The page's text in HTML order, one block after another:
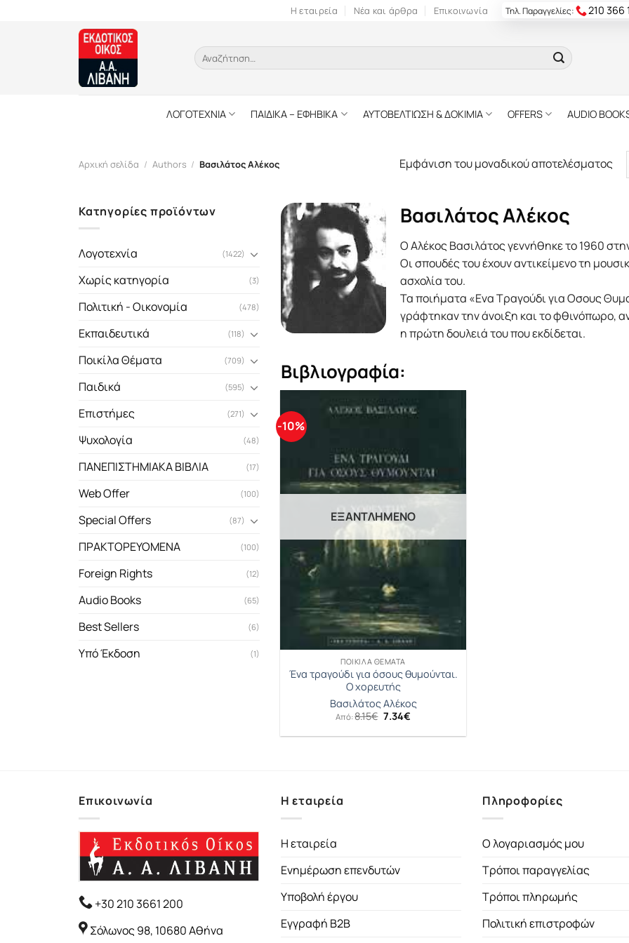
Η εταιρεία Νέα και άρθρα Επικοινωνία Τηλ. Παραγγελίες: 210 366
Αναζήτηση
για:
ΛΟΓΟΤΕΧΝΙΑ ΠΑΙΔΙΚΑ – ΕΦΗΒΙΚΑ ΑΥΤΟΒΕΛΤΙΩΣΗ & ΔΟΚΙΜΙΑ OFFERS AUDIO
Αρχική σελίδα / Authors / Βασιλάτος Αλέκος Εμφάνιση του μοναδικού αποτελέσματος
Κατηγορίες προϊόντων
Λογοτεχνία (1422)
Χωρίς κατηγορία (3)
Πολιτική - Οικονομία (478)
Εκπαιδευτικά (118)
Ποικίλα Θέματα (709)
Παιδικά (595)
Επιστήμες (271)
Ψυχολογία (48)
ΠΑΝΕΠΙΣΤΗΜΙΑΚΑ ΒΙΒΛΙΑ (17)
Web Offer (100)
Special Offers (87)
ΠΡΑΚΤΟΡΕΥΟΜΕΝΑ (100)
Foreign Rights (12)
Audio Books (65)
Best Sellers (6)
Υπό Έκδοση (1)
Βασιλάτος Αλέκος
Ο Αλέκος Βασιλάτος γεννήθηκε το 1960
Οι σπουδές του έχουν αντικείμενο τη
ασχολία του.
Τα ποιήματα «Ενα Τραγούδι για Οσους
γράφτηκαν την άνοιξη και το φθινόπωρο,
η πρώτη δουλειά του που εκδίδεται.
Βιβλιογραφία:
-10%
ΕΞΑΝΤΛΗΜΈΝΟ
ΠΟΙΚΊΛΑ ΘΈΜΑΤΑ
Ένα τραγούδι για όσους θυμούνται.
Ο χορευτής
Βασιλάτος Αλέκος
Από:8.15€ Original
was:
7.34€Η
τιμή
Επικοινωνία
+30 210 3661 200
Σόλωνος 98, 10680 Αθήνα
Η εταιρεία
Η εταιρεία
Ενημέρωση επενδυτών
Υποβολή έργου
Εγγραφή B2B
Πληροφορίες
Ο λογαριασμός μου
Τρόποι παραγγελίας
Τρόποι πληρωμής
Πολιτική επιστροφών